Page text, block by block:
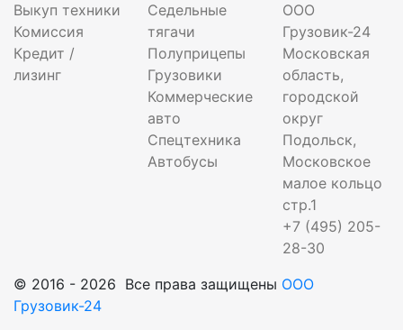
Выкуп техники
Комиссия
Кредит /
лизинг
Седельные
тягачи
Полуприцепы
Грузовики
Коммерческие
авто
Спецтехника
Автобусы
ООО
Грузовик-24
Московская
область,
городской
округ
Подольск,
Московское
малое кольцо
стр.1
+7 (495) 205-
28-30
© 2016 - 2026 Все права защищены ООО
Грузовик-24